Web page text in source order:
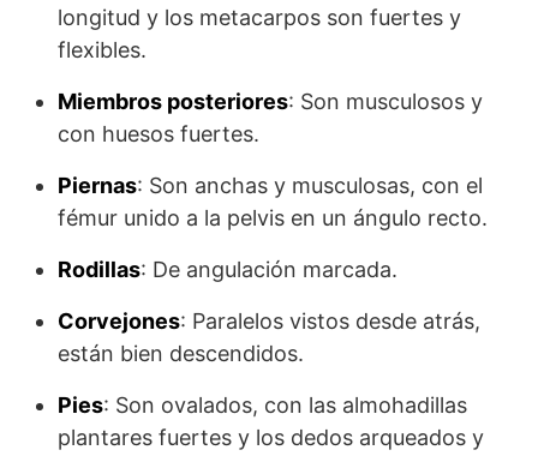
longitud y los metacarpos son fuertes y
flexibles.
Miembros posteriores: Son musculosos y
con huesos fuertes.
Piernas: Son anchas y musculosas, con el
fémur unido a la pelvis en un ángulo recto.
Rodillas: De angulación marcada.
Corvejones: Paralelos vistos desde atrás,
están bien descendidos.
Pies: Son ovalados, con las almohadillas
plantares fuertes y los dedos arquea­dos y